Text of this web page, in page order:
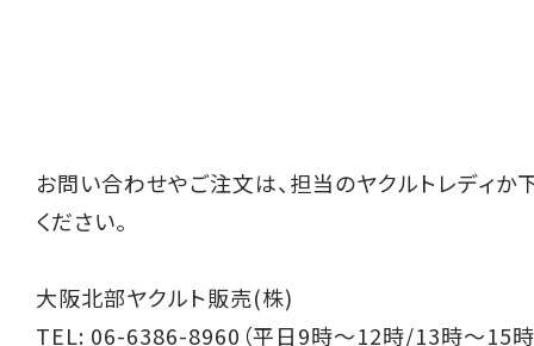
お問い合わせやご注文は、担当のヤクルトレディか
ください。
大阪北部ヤクルト販売(株)
TEL: 06-6386-8960（平日9時～12時/13時～15時